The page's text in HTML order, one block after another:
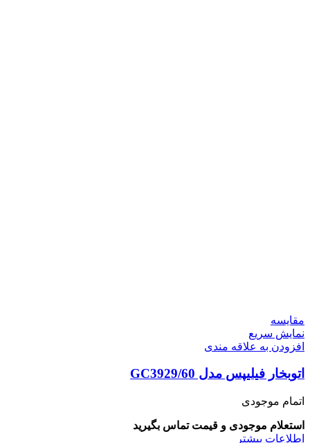
مقايسه
نمایش سریع
افزودن به علاقه مندی
اتوبخار فیلیپس مدل GC3929/60
اتمام موجودی
استعلام موجودی و قیمت تماس بگیرید
اطلاعات بیشتر